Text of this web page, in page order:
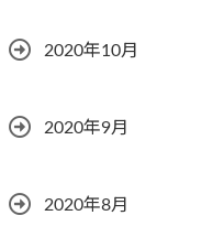
2020年10月
2020年9月
2020年8月